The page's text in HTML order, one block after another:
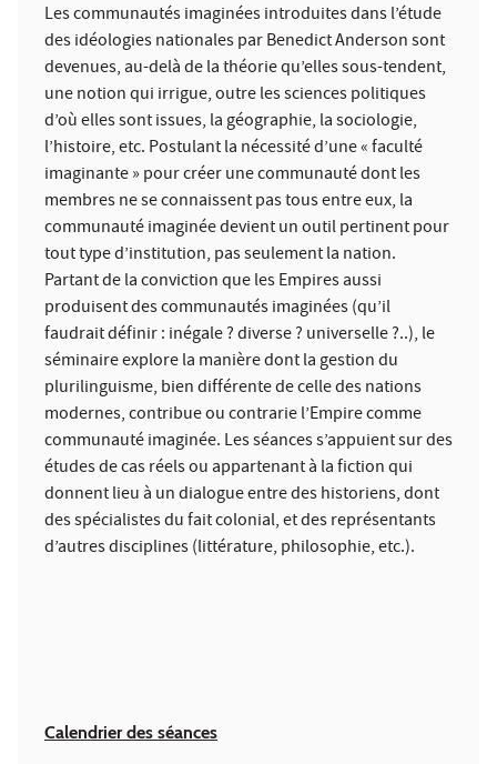
Les communautés imaginées introduites dans l’étude
des idéologies nationales par Benedict Anderson sont
devenues, au-delà de la théorie qu’elles sous-tendent,
une notion qui irrigue, outre les sciences politiques
d’où elles sont issues, la géographie, la sociologie,
l’histoire, etc. Postulant la nécessité d’une « faculté
imaginante » pour créer une communauté dont les
membres ne se connaissent pas tous entre eux, la
communauté imaginée devient un outil pertinent pour
tout type d’institution, pas seulement la nation.
Partant de la conviction que les Empires aussi
produisent des communautés imaginées (qu’il
faudrait définir : inégale ? diverse ? universelle ?..), le
séminaire explore la manière dont la gestion du
plurilinguisme, bien différente de celle des nations
modernes, contribue ou contrarie l’Empire comme
communauté imaginée. Les séances s’appuient sur des
études de cas réels ou appartenant à la fiction qui
donnent lieu à un dialogue entre des historiens, dont
des spécialistes du fait colonial, et des représentants
d’autres disciplines (littérature, philosophie, etc.).
Calendrier des séances